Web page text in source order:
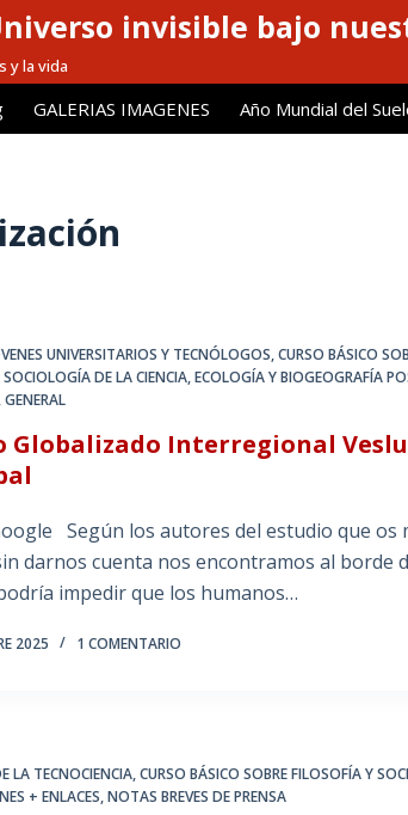
invisible bajo
y la vida
GALERIAS IMAGENES Año Mundial del
UNIVERSITARIOS Y TECNÓLOGOS,CURSO BÁSICO
DE LA CIENCIA,ECOLOGÍA Y BIOGEOGRAFÍA
GENERAL
Globalizado Interregional
Según los autores del estudio que os
darnos cuenta nos encontramos al borde
impedir que los humanos…
2025 1 COMENTARIO
LA TECNOCIENCIA,CURSO BÁSICO SOBRE FILOSOFÍA Y
+ ENLACES,NOTAS BREVES DE PRENSA